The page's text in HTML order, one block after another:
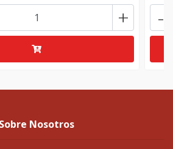
+ -
Sobre Nosotros